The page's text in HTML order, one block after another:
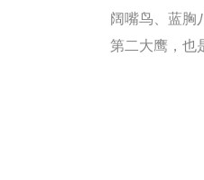
阔嘴鸟、蓝胸
第二大鹰，也